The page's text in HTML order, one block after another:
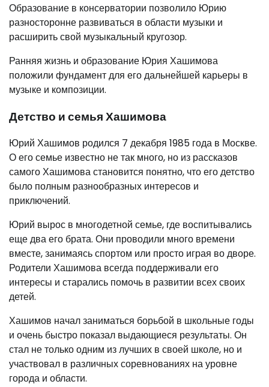
Образование в консерватории позволило Юрию
разносторонне развиваться в области музыки и
расширить свой музыкальный кругозор.
Ранняя жизнь и образование Юрия Хашимова
положили фундамент для его дальнейшей карьеры в
музыке и композиции.
Детство и семья Хашимова
Юрий Хашимов родился 7 декабря 1985 года в Москве.
О его семье известно не так много, но из рассказов
самого Хашимова становится понятно, что его детство
было полным разнообразных интересов и
приключений.
Юрий вырос в многодетной семье, где воспитывались
еще два его брата. Они проводили много времени
вместе, занимаясь спортом или просто играя во дворе.
Родители Хашимова всегда поддерживали его
интересы и старались помочь в развитии всех своих
детей.
Хашимов начал заниматься борьбой в школьные годы
и очень быстро показал выдающиеся результаты. Он
стал не только одним из лучших в своей школе, но и
участвовал в различных соревнованиях на уровне
города и области.